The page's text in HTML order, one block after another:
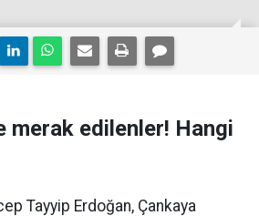
merak edilenler! Hangi
Tayyip Erdoğan, Çankaya